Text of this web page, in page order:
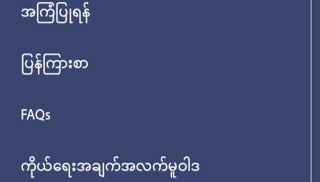
အကြံပြုရန်
ပြန်ကြားစာ
FAQs
ကိုယ်ရေးအချက်အလက်မူဝါဒ